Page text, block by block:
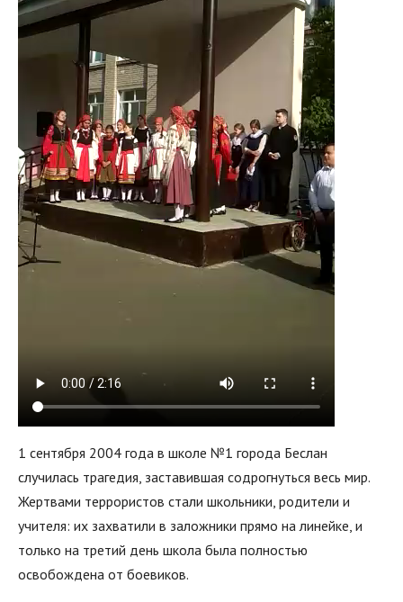
1 сентября 2004 года в школе №1 города Беслан
случилась трагедия, заставившая содрогнуться весь мир.
Жертвами террористов стали школьники, родители и
учителя: их захватили в заложники прямо на линейке, и
только на третий день школа была полностью
освобождена от боевиков.